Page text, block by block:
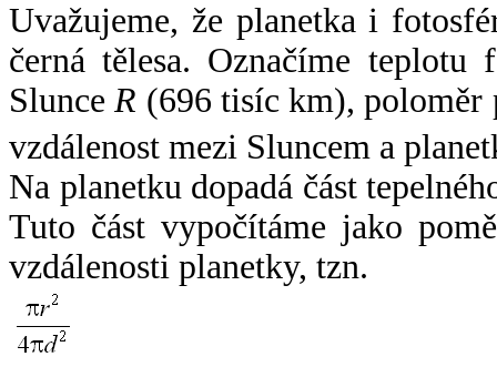
Uvažujeme, že planetka i
černá tělesa. Označíme
SlunceR (696 tisíc km),
vzdálenost mezi Sluncem a
Na planetku dopadá část
Tuto část vypočítáme jako
vzdálenosti planetky, tzn.